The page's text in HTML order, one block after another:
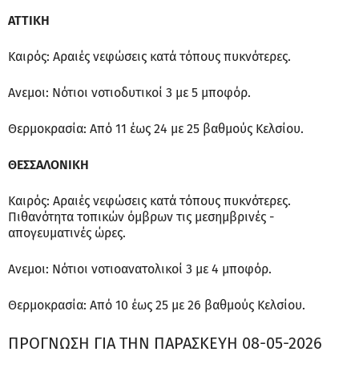
ΑΤΤΙΚΗ
Καιρός: Αραιές νεφώσεις κατά τόπους πυκνότερες.
Ανεμοι: Νότιοι νοτιοδυτικοί 3 με 5 μποφόρ.
Θερμοκρασία: Από 11 έως 24 με 25 βαθμούς Κελσίου.
ΘΕΣΣΑΛΟΝΙΚΗ
Καιρός: Αραιές νεφώσεις κατά τόπους πυκνότερες.
Πιθανότητα τοπικών όμβρων τις μεσημβρινές -
απογευματινές ώρες.
Ανεμοι: Νότιοι νοτιοανατολικοί 3 με 4 μποφόρ.
Θερμοκρασία: Από 10 έως 25 με 26 βαθμούς Κελσίου.
ΠΡΟΓΝΩΣΗ ΓΙΑ ΤΗΝ ΠΑΡΑΣΚΕΥΗ 08-05-2026